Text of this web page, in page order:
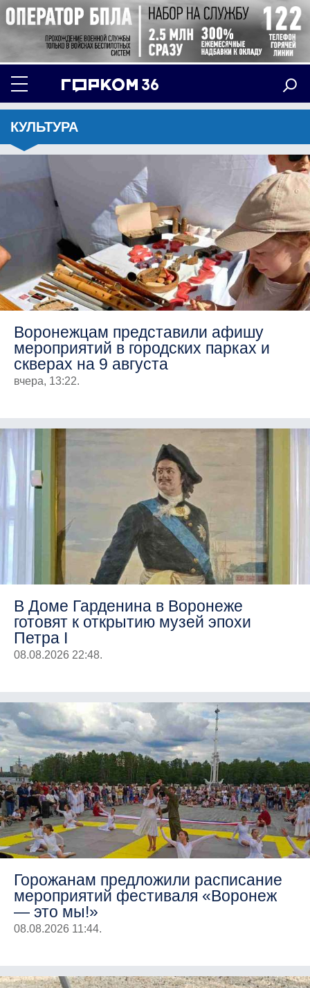
КУЛЬТУРА
Воронежцам представили афишу
мероприятий в городских парках и
скверах на 9 августа
вчера, 13:22.
В Доме Гарденина в Воронеже
готовят к открытию музей эпохи
Петра I
08.08.2026 22:48.
Горожанам предложили расписание
мероприятий фестиваля «Воронеж
— это мы!»
08.08.2026 11:44.